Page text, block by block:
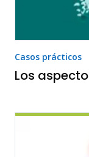
Casos prácticos
Los